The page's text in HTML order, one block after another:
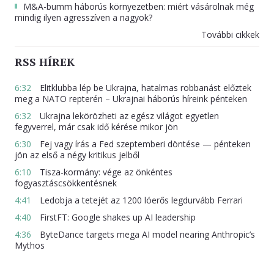
M&A-bumm háborús környezetben: miért vásárolnak még
mindig ilyen agresszíven a nagyok?
További cikkek
RSS HÍREK
6:32
Elitklubba lép be Ukrajna, hatalmas robbanást előztek
meg a NATO repterén – Ukrajnai háborús híreink pénteken
6:32
Ukrajna lekörözheti az egész világot egyetlen
fegyverrel, már csak idő kérése mikor jön
6:30
Fej vagy írás a Fed szeptemberi döntése — pénteken
jön az első a négy kritikus jelből
6:10
Tisza-kormány: vége az önkéntes
fogyasztáscsökkentésnek
4:41
Ledobja a tetejét az 1200 lóerős legdurvább Ferrari
4:40
FirstFT: Google shakes up AI leadership
4:36
ByteDance targets mega AI model nearing Anthropic’s
Mythos